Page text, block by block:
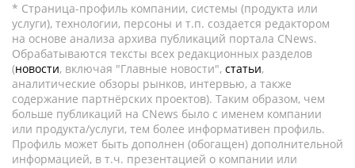
* Страница-профиль компании, системы (продукта или
услуги), технологии, персоны и т.п. создается редактором
на основе анализа архива публикаций портала CNews.
Обрабатываются тексты всех редакционных разделов
(новости, включая "Главные новости", статьи,
аналитические обзоры рынков, интервью, а также
содержание партнёрских проектов). Таким образом, чем
больше публикаций на CNews было с именем компании
или продукта/услуги, тем более информативен профиль.
Профиль может быть дополнен (обогащен) дополнительной
информацией, в т.ч. презентацией о компании или